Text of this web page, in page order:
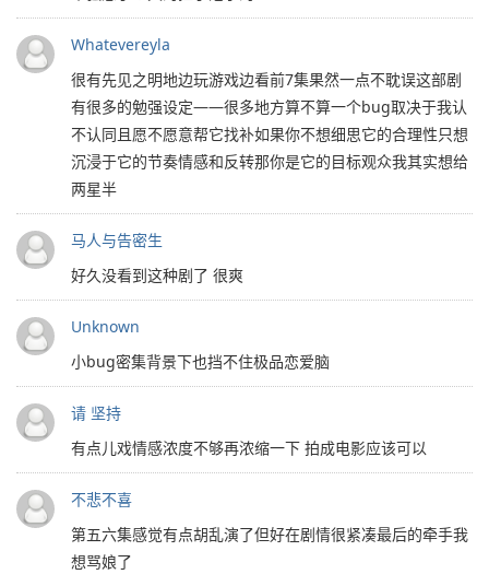
Whatevereyla
很有先见之明地边玩游戏边看前7集果然一点不耽误这部剧
有很多的勉强设定——很多地方算不算一个bug取决于我认
不认同且愿不愿意帮它找补如果你不想细思它的合理性只想
沉浸于它的节奏情感和反转那你是它的目标观众我其实想给
两星半
马人与告密生
好久没看到这种剧了 很爽
Unknown
小bug密集背景下也挡不住极品恋爱脑
请 坚持
有点儿戏情感浓度不够再浓缩一下 拍成电影应该可以
不悲不喜
第五六集感觉有点胡乱演了但好在剧情很紧凑最后的牵手我
想骂娘了